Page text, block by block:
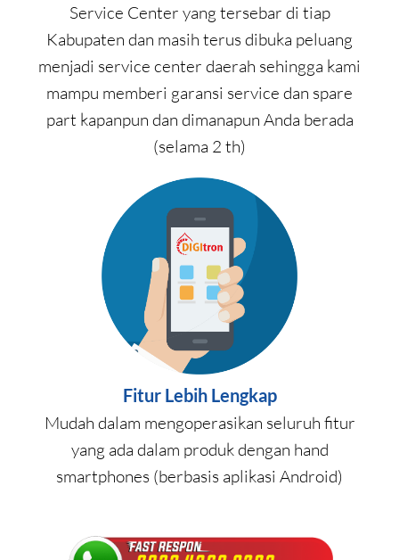
Service Center yang tersebar di tiap
Kabupaten dan masih terus dibuka peluang
menjadi service center daerah sehingga kami
mampu memberi garansi service dan spare
part kapanpun dan dimanapun Anda berada
(selama 2 th)
Fitur Lebih Lengkap
Mudah dalam mengoperasikan seluruh fitur
yang ada dalam produk dengan hand
smartphones (berbasis aplikasi Android)